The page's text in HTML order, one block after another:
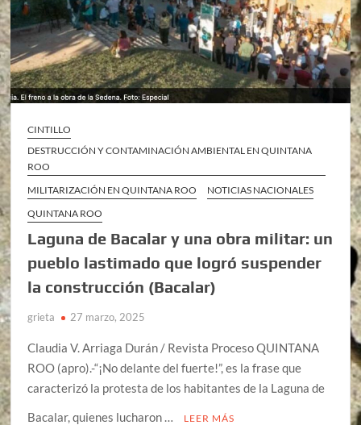
CINTILLO
DESTRUCCIÓN Y CONTAMINACIÓN AMBIENTAL EN QUINTANA
ROO
MILITARIZACIÓN EN QUINTANA ROO
NOTICIAS NACIONALES
QUINTANA ROO
Laguna de Bacalar y una obra militar: un
pueblo lastimado que logró suspender
la construcción (Bacalar)
grieta 27 marzo, 2025
Claudia V. Arriaga Durán / Revista Proceso QUINTANA
ROO (apro).-“¡No delante del fuerte!”, es la frase que
caracterizó la protesta de los habitantes de la Laguna de
Bacalar, quienes lucharon …
LEER MÁS